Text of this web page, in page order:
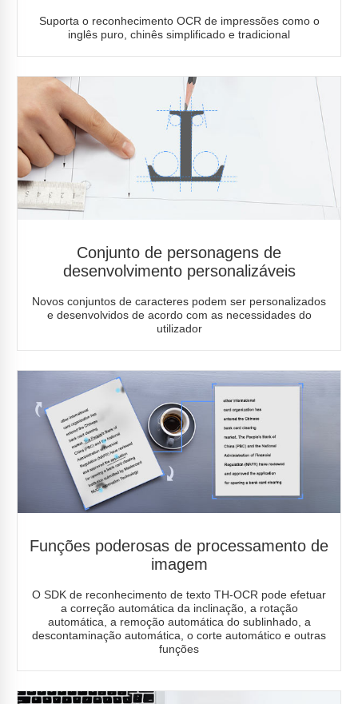
Suporta o reconhecimento OCR de impressões como o
inglês puro, chinês simplificado e tradicional
Conjunto de personagens de
desenvolvimento personalizáveis
Novos conjuntos de caracteres podem ser personalizados
e desenvolvidos de acordo com as necessidades do
utilizador
Funções poderosas de processamento de
imagem
O SDK de reconhecimento de texto TH-OCR pode efetuar
a correção automática da inclinação, a rotação
automática, a remoção automática do sublinhado, a
descontaminação automática, o corte automático e outras
funções